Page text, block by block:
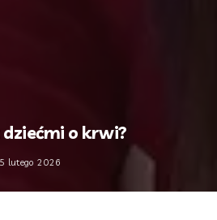
o krwi?
lutego 2026